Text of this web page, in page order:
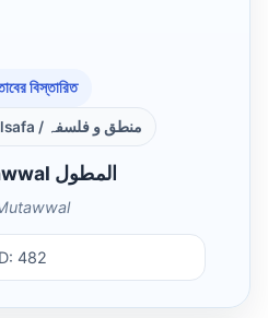
বিস্তারিত
Mantiq o Falsafa / منطق و فلسفہ
Al Mutawwal المطول
482